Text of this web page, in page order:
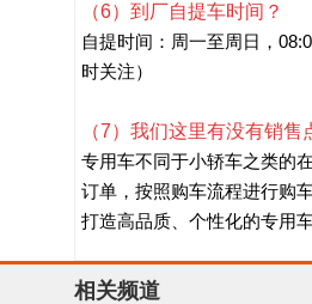
（6）到厂自提车时间？
自提时间：周一至周日，
时关注）
（7）我们这里有没有销售
专用车不同于小轿车之类的
订单，按照购车流程进行购
打造高品质、个性化的专用
相关频道